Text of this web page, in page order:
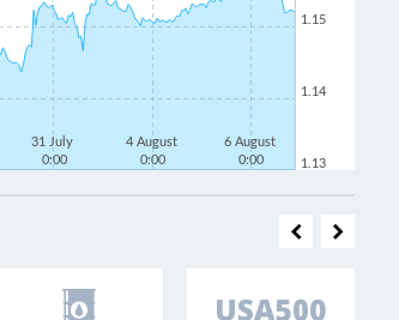
31 July
0:00
4 August
0:00
6 August
0:00
1.13
1.14
1.15